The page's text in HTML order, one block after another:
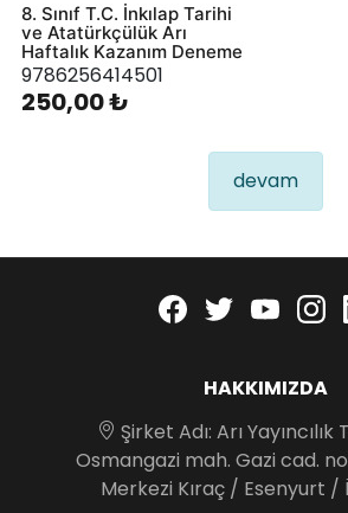
8. Sınıf T.C. İnkılap Tarihi
ve Atatürkçülük Arı
Haftalık Kazanım Deneme
9786256414501
250,00 ₺
devam
Facebook
twitter
HAKKIMIZDA
Şirket Adı: Arı Yayıncılık
Osmangazi mah. Gazi cad.
Merkezi Kıraç / Esenyurt /